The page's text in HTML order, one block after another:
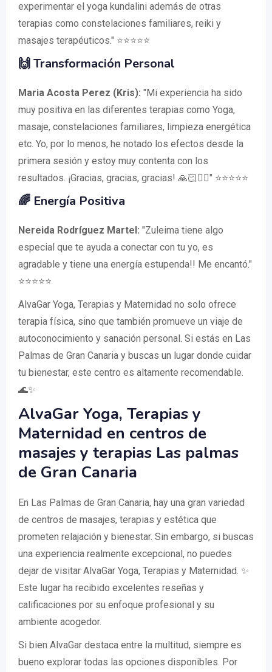
experimentar el yoga kundalini además de otras
terapias como constelaciones familiares, reiki y
masajes terapéuticos." ⭐⭐⭐⭐⭐
🙌 Transformación Personal
Maria Acosta Perez (Kris): "Mi experiencia ha sido
muy positiva en las diferentes terapias como Yoga,
masaje, constelaciones familiares, limpieza energética
etc. Yo, por lo menos, he notado los efectos desde la
primera sesión y estoy muy contenta con los
resultados. ¡Gracias, gracias, gracias! 🙏🏻🧘‍♀️" ⭐⭐⭐⭐⭐
🌈 Energía Positiva
Nereida Rodríguez Martel: "Zuleima tiene algo
especial que te ayuda a conectar con tu yo, es
agradable y tiene una energía estupenda!! Me encantó."
⭐⭐⭐⭐⭐
AlvaGar Yoga, Terapias y Maternidad no solo ofrece
terapia física, sino que también promueve un viaje de
autoconocimiento y sanación personal. Si estás en Las
Palmas de Gran Canaria y buscas un lugar donde cuidar
tu bienestar, este centro es altamente recomendable.
🌊✨
AlvaGar Yoga, Terapias y
Maternidad en centros de
masajes y terapias Las palmas
de Gran Canaria
En Las Palmas de Gran Canaria, hay una gran variedad
de centros de masajes, terapias y estética que
prometen relajación y bienestar. Sin embargo, si buscas
una experiencia realmente excepcional, no puedes
dejar de visitar AlvaGar Yoga, Terapias y Maternidad. ✨
Este lugar ha recibido excelentes reseñas y
calificaciones por su enfoque profesional y su
ambiente acogedor.
Si bien AlvaGar destaca entre la multitud, siempre es
bueno explorar todas las opciones disponibles. Por